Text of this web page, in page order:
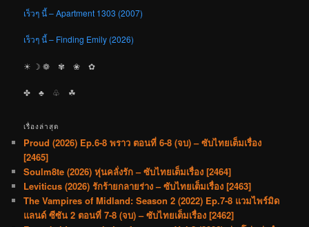
✤ ♣︎ ♧ ☘︎
Proud (2026) Ep.6-8 พราว ตอนที่ 6-8 (จบ) – ซับไทยเต็มเรื่อง
Soulm8te (2026) หุ่นคลั่งรัก – ซับไทยเต็มเรื่อง [2464]
The Vampires of Midland: Season 2 (2022) Ep.7-8 แวมไพร์มิด
แลนด์ ซีซัน 2 ตอนที่ 7-8 (จบ) – ซับไทยเต็มเรื่อง [2462]
Rensakaidan ～a chain of curses～ Vol.2 (2006) ห่วงโซ่แห่งคำ
สาป ภาค 2 – ซับไทยเต็มเรื่อง [2461]
TOP POSTS & PAGES
Parallel (2020) ภพขนาน - ซับไทยเต็มเรื่อง [843]